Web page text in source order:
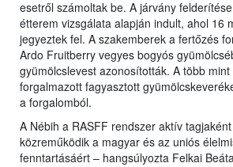
esetről számoltak be. A járvány
étterem vizsgálata alapján indult, ahol 16
jegyeztek fel. A szakemberek a fertőzés
Ardo Fruitberry vegyes bogyós
gyümölcslevest azonosították. A több
forgalmazott fagyasztott
a forgalomból.
A Nébih a RASFF rendszer aktív
közreműködik a magyar és az uniós
fenntartásáért – hangsúlyozta Felkai